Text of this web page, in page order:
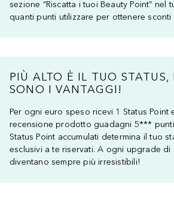
sezione “Riscatta i tuoi Beauty Point” nel
quanti punti utilizzare per ottenere sconti
PIÙ ALTO È IL TUO STATUS,
SONO I VANTAGGI!
Per ogni euro speso ricevi 1 Status Point
recensione prodotto guadagni 5***
Status Point accumulati determina il tuo
esclusivi a te riservati. A ogni upgrade di
diventano sempre più irresistibili!